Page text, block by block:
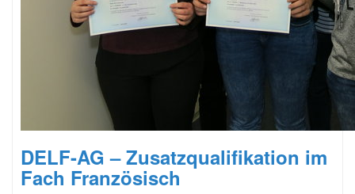
DELF-AG – Zusatzqualifikation im
Fach Französisch